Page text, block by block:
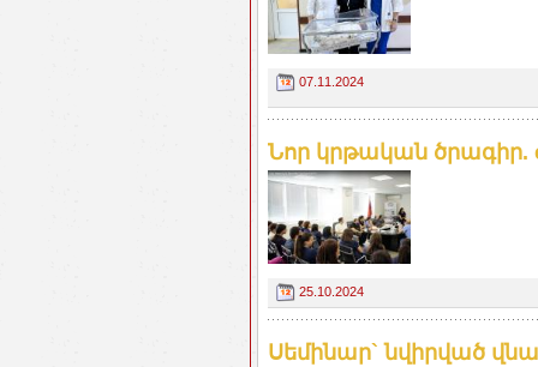
07.11.2024
Նոր կրթական ծրագիր.
25.10.2024
Սեմինար` նվիրված